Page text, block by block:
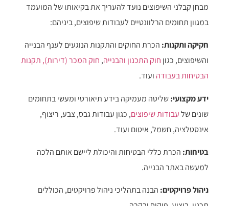
מבחן קבלני השיפוצים נועד להעריך את בקיאותו של המועמד
במגוון תחומים הרלוונטיים לעבודות שיפוצים, ביניהם:
חקיקה ותקנות: הכרת החוקים והתקנות הנוגעים לענף הבנייה
והשיפוצים, כגון חוק התכנון והבנייה, חוק המכר (דירות), תקנות
הבטיחות בעבודה ועוד.
ידע מקצועי:שליטה מעמיקה בידע תיאורטי ומעשי בתחומים
שונים שלעבודות שיפוצים, כגון עבודות גבס, צבע, ריצוף,
אינסטלציה, חשמל, איטום ועוד.
בטיחות: הכרת כללי הבטיחות והיכולת ליישם אותם הלכה
למעשה באתר הבנייה.
ניהול פרויקטים: הבנה בתהליכי ניהול פרויקטים, הכוללים